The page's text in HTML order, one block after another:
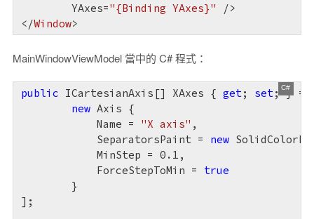
YAxes="{Binding YAxes}"
/>
</Window>
MainWindowViewModel 當中的 C# 程式：
public ICartesianAxis[] XAxes { get; set; } =
new Axis {
            Name =
"X axis" ,
            SeparatorsPaint =
new
            MinStep =
0.1 ,
            ForceStepToMin =
true
        }
];